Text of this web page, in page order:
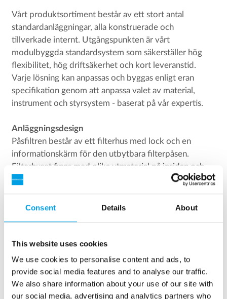
Consent Details About
This website uses cookies
We use cookies to personalise content and ads, to
provide social media features and to analyse our traffic.
We also share information about your use of our site with
our social media, advertising and analytics partners who
Vårt produktsortiment består av ett stort antal
standardanläggningar, alla konstruerade och
tillverkade internt. Utgångspunkten är vårt
modulbyggda standardsystem som säkerställer hög
flexibilitet, hög driftsäkerhet och kort leveranstid.
Varje lösning kan anpassas och byggas enligt eran
specifikation genom att anpassa valet av material,
instrument och styrsystem - baserat på vår expertis.
Anläggningsdesign
Påsfiltren består av ett filterhus med lock och en
informationskärm för den utbytbara filterpåsen.
Filterhuset finns med olika ytmaterial på insidan och
utsidan enligt filtreringsuppgiften.
Kontakta ditt lokala försjäljnings- och servicekontor
instruktioner.